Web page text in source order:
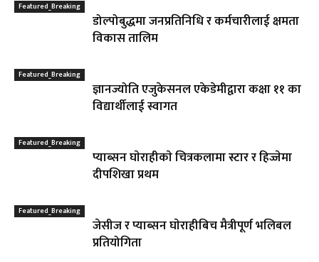
Featured_Breaking
डोल्पोबुद्धमा जनप्रतिनिधि र कर्मचारीलाई क्षमता
विकास तालिम
Featured_Breaking
ज्ञानज्योति एजुकेसनल एकेडेमीद्वारा कक्षा ११ का
विद्यार्थीलाई स्वागत
Featured_Breaking
प्याब्सन घाेराहीकाे चित्रकलामा स्टार र हिज्जेमा
दीपशिखा प्रथम
Featured_Breaking
जेसीज र प्याब्सन घाेराहीबिच मैत्रीपूर्ण भलिबल
प्रतियोगिता